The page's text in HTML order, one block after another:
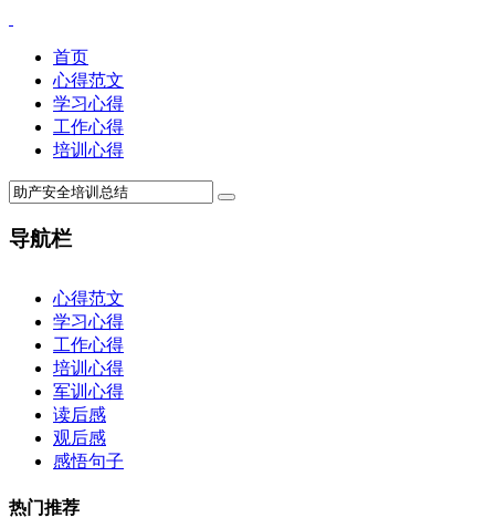
首页
心得范文
学习心得
工作心得
培训心得
导航栏
心得范文
学习心得
工作心得
培训心得
军训心得
读后感
观后感
感悟句子
热门推荐